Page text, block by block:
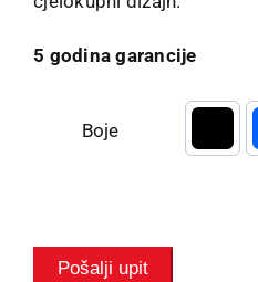
5 godina garancije
Boje
Pošalji upit